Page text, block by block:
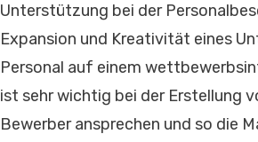
Unterstützung bei der
Expansion und Kreativität eines
Personal auf einem
ist sehr wichtig bei der Erstellung
Bewerber ansprechen und so die